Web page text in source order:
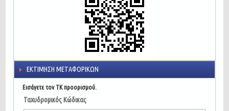
ΕΚΤΊΜΗΣΗ ΜΕΤΑΦΟΡΙΚΏΝ
Εισάγετε τον ΤΚ προορισμού.
Ταχυδρομικός Κώδικας